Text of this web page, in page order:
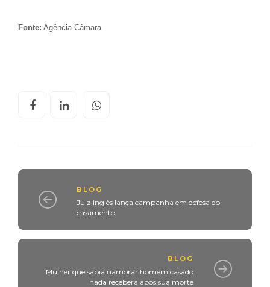
Fonte: Agência Câmara
BLOG
Juiz inglês lança campanha em defesa do
casamento
BLOG
Mulher que sabia namorar homem casado
nada receberá após sua morte